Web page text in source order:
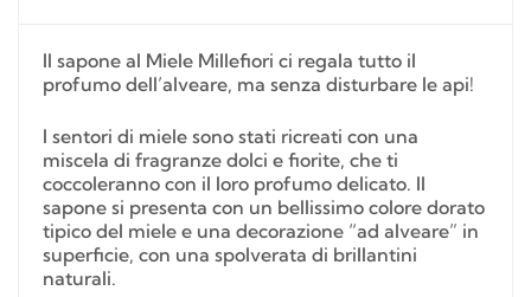
Il sapone al Miele Millefiori ci regala tutto il
profumo dell’alveare, ma senza disturbare le api!
I sentori di miele sono stati ricreati con una
miscela di fragranze dolci e fiorite, che ti
coccoleranno con il loro profumo delicato. Il
sapone si presenta con un bellissimo colore dorato
tipico del miele e una decorazione “ad alveare” in
superficie, con una spolverata di brillantini
naturali.